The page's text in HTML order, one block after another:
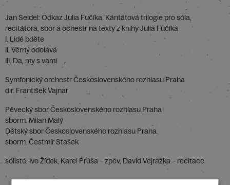
Jan Seidel: Odkaz Julia Fučíka. Kántátová trilogie pro sóla,
recitátora, sbor a ochestr na texty z knihy Julia Fučíka
I. Lidé bděte
II. Věrný odolává
III. Da, my s vami
Symfonický orchestr Československého rozhlasu Praha
dir. František Vajnar
Pěvecký sbor Československého rozhlasu Praha
sborm. Milan Malý
Dětský sbor Československého rozhlasu Praha
sborm. Čestmír Stašek
sólisté: Ivo Žídek, Karel Průša – zpěv, David Vejražka – recitace